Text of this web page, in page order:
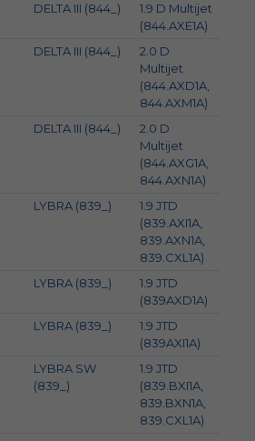
DELTA III (844_)
1.9 D Multijet
(844.AXE1A)
DELTA III (844_)
2.0 D
Multijet
(844.AXD1A,
844.AXM1A)
DELTA III (844_)
2.0 D
Multijet
(844.AXG1A,
844.AXN1A)
LYBRA (839_)
1.9 JTD
(839.AXI1A,
839.AXN1A,
839.CXL1A)
LYBRA (839_)
1.9 JTD
(839AXD1A)
LYBRA (839_)
1.9 JTD
(839AXI1A)
LYBRA SW
(839_)
1.9 JTD
(839.BXI1A,
839.BXN1A,
839.CXL1A)